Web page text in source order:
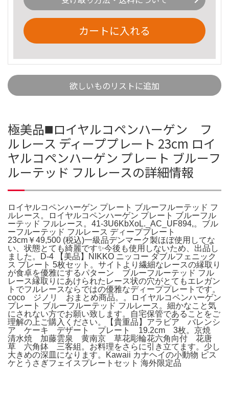
カートに入れる
欲しいものリストに追加
極美品◼️ロイヤルコペンハーゲン フ
ルレース ディーププレート 23cm ロイ
ヤルコペンハーゲン プレート ブルーフ
ルーテッド フルレースの詳細情報
ロイヤルコペンハーゲン プレート ブルーフルーテッド フ
ルレース。ロイヤルコペンハーゲン プレート ブルーフル
ーテッド フルレース。41-3U6KbXoL._AC_UF894,。ブル
ーフルーテッド フルレース ディーププレート
23cm￥49,500 (税込)一級品デンマーク製ほぼ使用してな
い、状態とても綺麗です✨今後も使用しないため、出品し
ました。D-4 【美品】NIKKO ニッコー ダブルフェニック
ス プレート 5枚セット。サイトより繊細なレースの縁取り
が食卓を優雅にするパターン ブルーフルーテッド フル
レース縁取りにあけられたレース状の穴がとてもエレガン
トでフルレースならではの優雅なディーププレートです。
coco ジノリ おまとめ商品。。ロイヤルコペンハーゲン
プレート ブルーフルーテッド フルレース。細かなこと気
にされない方でお願い致します。自宅保管であることをご
理解の上ご購入ください。【貴重品】アラビア バレンシ
ア ケーキ デザート プレート 19.2cm 3枚。京焼
清水焼 加藤雲泉 黄南京 草花彫輪花六角向付 花唐
草 六角鉢 三客組。お料理をさらに引き立てます。少し
大きめの深皿になります。Kawaii カナヘイの小動物 ピス
ケとうさぎフェイスプレートセット 海外限定品